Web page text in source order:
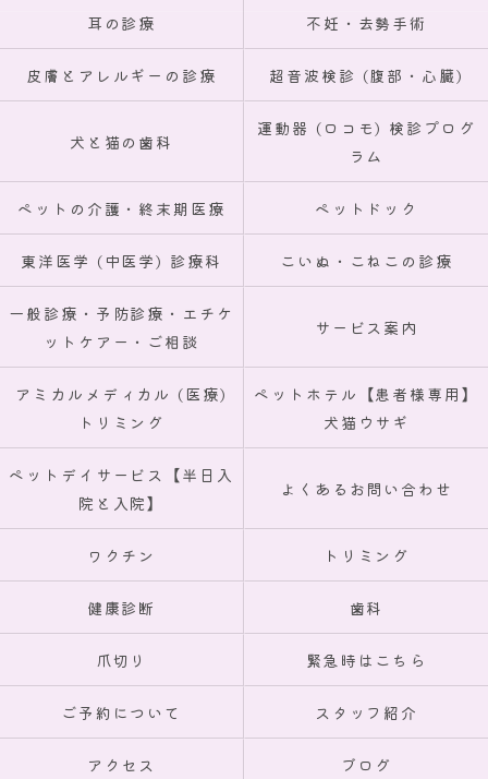
耳の診療 不妊・去勢手術
皮膚とアレルギーの診療 超音波検診 (腹部・心臓)
犬と猫の歯科
運動器 (ロコモ) 検診プログ
ラム
ペットの介護・終末期医療 ペットドック
東洋医学 (中医学) 診療科 こいぬ・こねこの診療
一般診療・予防診療・エチケ
ットケアー・ご相談
サービス案内
アミカルメディカル (医療)
トリミング
ペットホテル【患者様専用】
犬猫ウサギ
ペットデイサービス【半日入
院と入院】
よくあるお問い合わせ
ワクチン トリミング
健康診断 歯科
爪切り 緊急時はこちら
ご予約について スタッフ紹介
アクセス ブログ